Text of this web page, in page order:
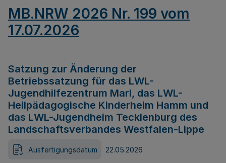
MB.NRW 2026 Nr. 199 vom
17.07.2026
Satzung zur Änderung der
Betriebssatzung für das LWL-
Jugendhilfezentrum Marl, das LWL-
Heilpädagogische Kinderheim Hamm und
das LWL-Jugendheim Tecklenburg des
Landschaftsverbandes Westfalen-Lippe
Ausfertigungsdatum 22.05.2026